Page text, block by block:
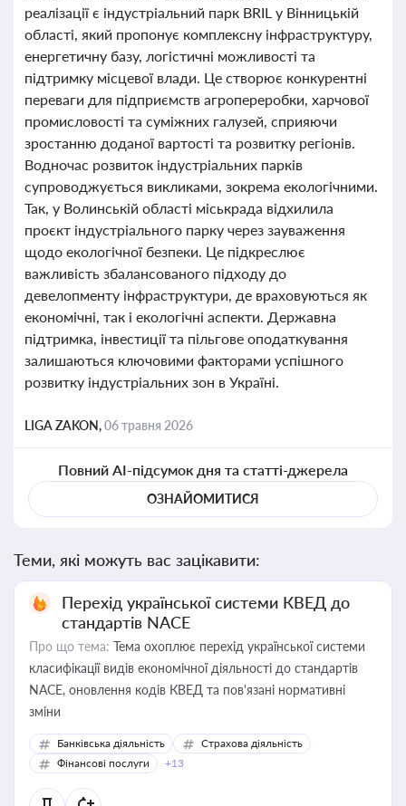
реалізації є індустріальний парк BRIL у Вінницькій
області, який пропонує комплексну інфраструктуру,
енергетичну базу, логістичні можливості та
підтримку місцевої влади. Це створює конкурентні
переваги для підприємств агропереробки, харчової
промисловості та суміжних галузей, сприяючи
зростанню доданої вартості та розвитку регіонів.
Водночас розвиток індустріальних парків
супроводжується викликами, зокрема екологічними.
Так, у Волинській області міськрада відхилила
проєкт індустріального парку через зауваження
щодо екологічної безпеки. Це підкреслює
важливість збалансованого підходу до
девелопменту інфраструктури, де враховуються як
економічні, так і екологічні аспекти. Державна
підтримка, інвестиції та пільгове оподаткування
залишаються ключовими факторами успішного
розвитку індустріальних зон в Україні.
LIGA ZAKON,06 травня 2026
Повний AI-підсумок дня та статті-джерела
ОЗНАЙОМИТИСЯ
Теми, які можуть вас зацікавити:
Перехід української системи КВЕД до
стандартів NACE
Про що тема: Тема охоплює перехід української системи
класифікації видів економічної діяльності до стандартів
NACE, оновлення кодів КВЕД та пов'язані нормативні
зміни
Банківська діяльність
Страхова діяльність
Фінансові послуги
+13